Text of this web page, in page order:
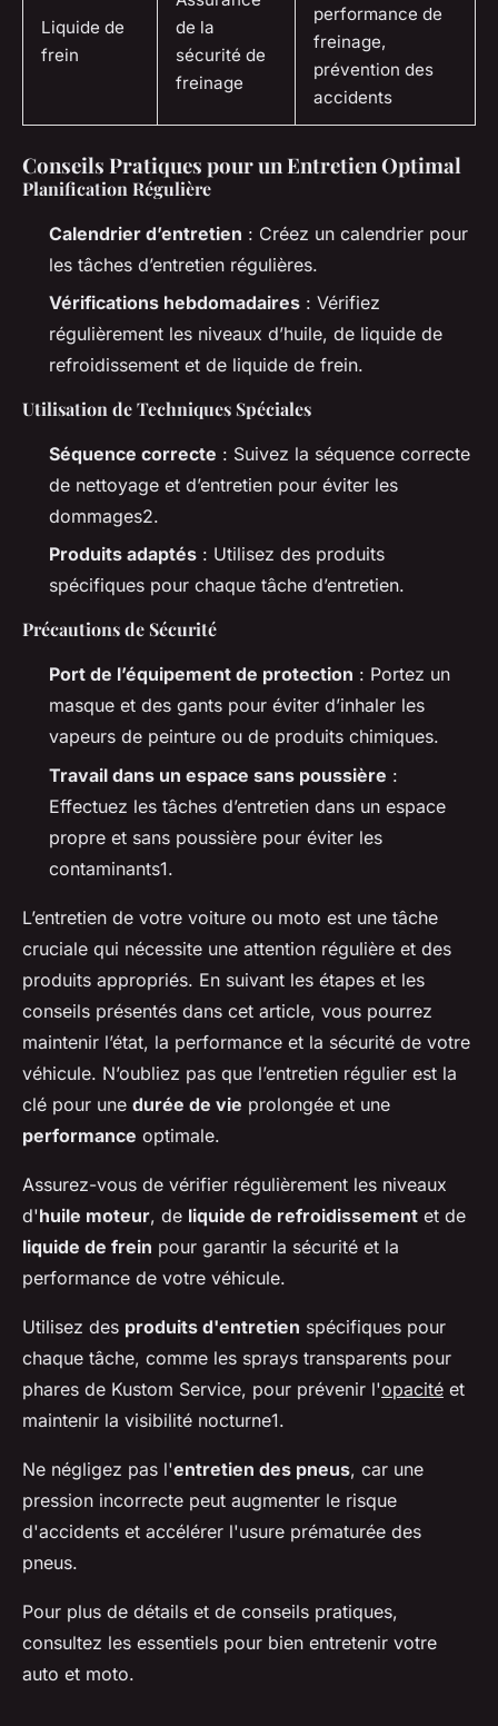
Liquide de
frein
de la
sécurité de
freinage
performance de
freinage,
prévention des
accidents
Conseils Pratiques pour un Entretien Optimal
Planification Régulière
Calendrier d’entretien : Créez un calendrier pour
les tâches d’entretien régulières.
Vérifications hebdomadaires : Vérifiez
régulièrement les niveaux d’huile, de liquide de
refroidissement et de liquide de frein.
Utilisation de Techniques Spéciales
Séquence correcte : Suivez la séquence correcte
de nettoyage et d’entretien pour éviter les
dommages2.
Produits adaptés : Utilisez des produits
spécifiques pour chaque tâche d’entretien.
Précautions de Sécurité
Port de l’équipement de protection : Portez un
masque et des gants pour éviter d’inhaler les
vapeurs de peinture ou de produits chimiques.
Travail dans un espace sans poussière :
Effectuez les tâches d’entretien dans un espace
propre et sans poussière pour éviter les
contaminants1.
L’entretien de votre voiture ou moto est une tâche
cruciale qui nécessite une attention régulière et des
produits appropriés. En suivant les étapes et les
conseils présentés dans cet article, vous pourrez
maintenir l’état, la performance et la sécurité de votre
véhicule. N’oubliez pas que l’entretien régulier est la
clé pour une durée de vie prolongée et une
performance optimale.
Assurez-vous de vérifier régulièrement les niveaux
d'huile moteur, de liquide de refroidissement et de
liquide de frein pour garantir la sécurité et la
performance de votre véhicule.
Utilisez des produits d'entretien spécifiques pour
chaque tâche, comme les sprays transparents pour
phares de Kustom Service, pour prévenir l'opacité et
maintenir la visibilité nocturne1.
Ne négligez pas l'entretien des pneus, car une
pression incorrecte peut augmenter le risque
d'accidents et accélérer l'usure prématurée des
pneus.
Pour plus de détails et de conseils pratiques,
consultez les essentiels pour bien entretenir votre
auto et moto.